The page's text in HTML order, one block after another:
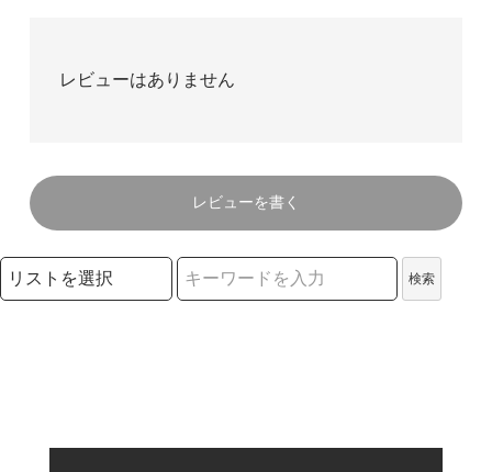
レビューはありません
レビューを書く
検索リストの選択
検索